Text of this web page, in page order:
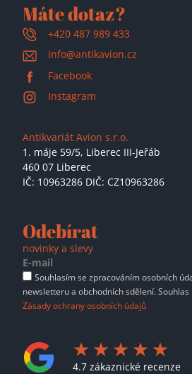
Máte dotaz?
+420 487 989 433
info@antikavion.cz
Facebook
Instagram
Antikvariát Avion s.r.o.
1. máje 59/5, Liberec III-Jeřáb
460 07 Liberec
IČ: 10963286 DIČ: CZ10963286
Odebírat
novinky a slevy
Souhlasím se zpracováním osobních
newsletteru a obchodních sdělení.
Zásady ochrany osobních údajů
4.7 zákaznické recenze